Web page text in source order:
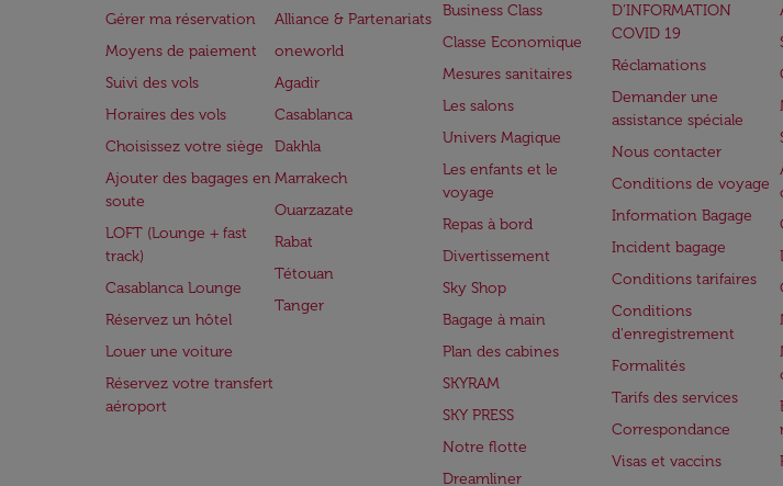
Gérer ma réservation
Moyens de paiement
Suivi des vols
Horaires des vols
Choisissez votre siège
Ajouter des bagages en
soute
LOFT (Lounge + fast
track)
Casablanca Lounge
Réservez un hôtel
Louer une voiture
Réservez votre transfert
aéroport
Alliance & Partenariats
oneworld
Agadir
Casablanca
Dakhla
Marrakech
Ouarzazate
Rabat
Tétouan
Tanger
Business Class
Classe Economique
Mesures sanitaires
Les salons
Univers Magique
Les enfants et le
voyage
Repas à bord
Divertissement
Sky Shop
Bagage à main
Plan des cabines
SKYRAM
SKY PRESS
Notre flotte
Dreamliner
D’INFORMATION
COVID 19
Réclamations
Demander une
assistance spéciale
Nous contacter
Conditions de voyage
Information Bagage
Incident bagage
Conditions tarifaires
Conditions
d'enregistrement
Formalités
Tarifs des services
Correspondance
Visas et vaccins